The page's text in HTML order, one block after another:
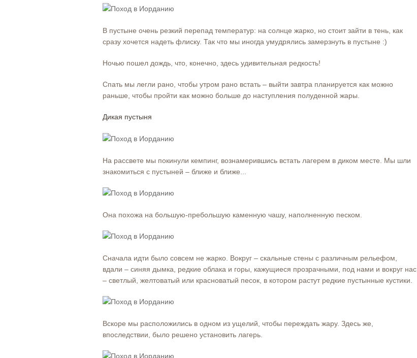
В пустыне очень резкий перепад температур: на солнце жарко, но стоит зайти в тень, как
сразу хочется надеть флиску. Так что мы иногда умудрялись замерзнуть в пустыне :)
Ночью пошел дождь, что, конечно, здесь удивительная редкость!
Спать мы легли рано, чтобы утром рано встать – выйти завтра планируется как можно
раньше, чтобы пройти как можно больше до наступления полуденной жары.
Дикая пустыня
На рассвете мы покинули кемпинг, вознамерившись встать лагерем в диком месте. Мы шли
знакомиться с пустыней – ближе и ближе...
Она похожа на большую-пребольшую каменную чашу, наполненную песком.
Сначала идти было совсем не жарко. Вокруг – скальные стены с различным рельефом,
вдали – синяя дымка, редкие облака и горы, кажущиеся прозрачными, под нами и вокруг нас
– светлый, желтоватый или красноватый песок, в котором растут редкие пустынные кустики.
Вскоре мы расположились в одном из ущелий, чтобы переждать жару. Здесь же,
впоследствии, было решено установить лагерь.